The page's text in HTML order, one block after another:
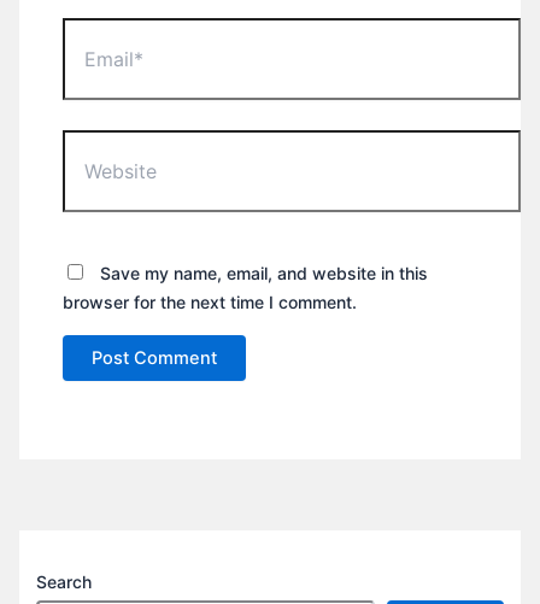
Save my name, email, and website in this
browser for the next time I comment.
Search